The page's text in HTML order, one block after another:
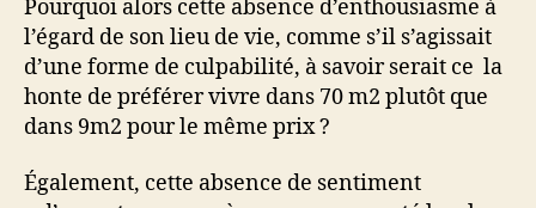
Pourquoi alors cette absence d’enthousiasme à
l’égard de son lieu de vie, comme s’il s’agissait
d’une forme de culpabilité, à savoir serait ce la
honte de préférer vivre dans 70 m2 plutôt que
dans 9m2 pour le même prix ?
Également, cette absence de sentiment